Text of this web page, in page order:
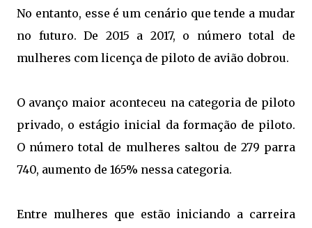
No entanto, esse é um cenário que tende a mudar
no futuro. De 2015 a 2017, o número total de
mulheres com licença de piloto de avião dobrou.
O avanço maior aconteceu na categoria de piloto
privado, o estágio inicial da formação de piloto.
O número total de mulheres saltou de 279 parra
740, aumento de 165% nessa categoria.
Entre mulheres que estão iniciando a carreira